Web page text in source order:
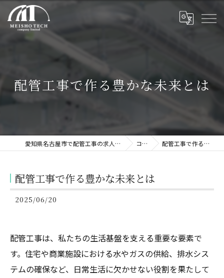
配管工事で作る豊かな未来とは
愛知県名古屋市で配管工事の求人なら株式会社名翔テック コラム 配管工事で作る豊かな未来とは
配管工事で作る豊かな未来とは
2025/06/20
配管工事は、私たちの生活基盤を支える重要な要素で
す。住宅や商業施設における水やガスの供給、排水シス
テムの確保など、日常生活に欠かせない役割を果たして